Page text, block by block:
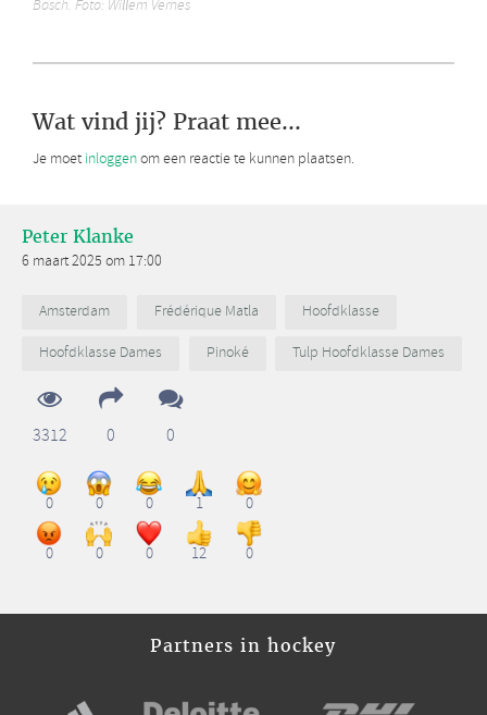
Bosch. Foto: Willem Vernes
Wat vind jij? Praat mee...
Je moet inloggenom een reactie te kunnen plaatsen.
Peter Klanke
6 maart 2025 om 17:00
Amsterdam Frédérique Matla
Hoofdklasse
Hoofdklasse Dames
Pinoké Tulp Hoofdklasse Dames
3312 0 0
0 0 0 1 0
0 0 0 12 0
Partners in hockey